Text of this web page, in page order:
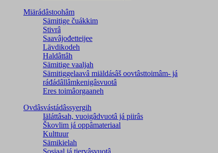
Miärádâstoohâm
Sämitige čuákkim
Stivrâ
Saavâjođetteijee
Lävdikodeh
Haldâttâh
Sämitige vaaljah
Sämitiggelaavâ miäldásâš oovtâsttoimâm- já
ráđádâllâmkenigâsvuotâ
Eres toimâorgaaneh
Ovdâsvástádâssyergih
Iäláttâsah, vuoigâdvuotâ já piirâs
Škovlim já oppâmateriaal
Kulttuur
Sämikielah
Sosiaal já tiervâsvuotâ